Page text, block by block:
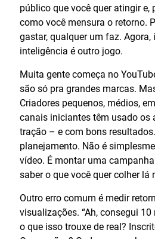
público que você quer atingir e,
como você mensura o retorno.
gastar, qualquer um faz. Agora,
inteligência é outro jogo.
Muita gente começa no
são só pra grandes marcas.
Criadores pequenos, médios,
canais iniciantes têm usado os
tração – e com bons
planejamento. Não é
vídeo. É montar uma
saber o que você quer colher lá
Outro erro comum é medir
visualizações. “Ah, consegui 10
o que isso trouxe de real?